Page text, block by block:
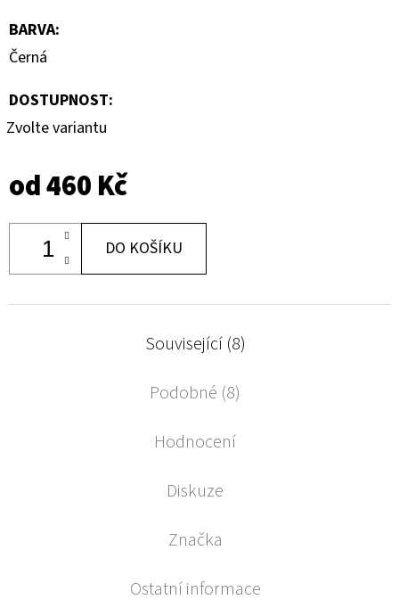
BARVA:
Černá
DOSTUPNOST:
Zvolte variantu
od460 Kč
DO KOŠÍKU
Související (8)
Podobné (8)
Hodnocení
Diskuze
Značka
Ostatní informace